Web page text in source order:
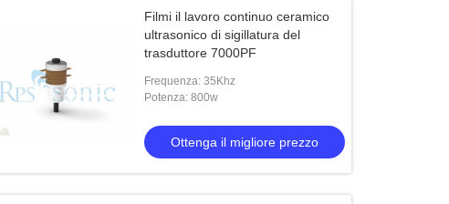
Filmi il lavoro continuo ceramico
ultrasonico di sigillatura del
trasduttore 7000PF
Frequenza: 35Khz
Potenza: 800w
Ottenga il migliore prezzo